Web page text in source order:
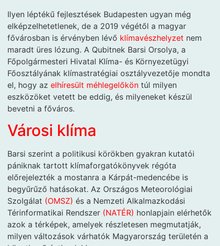
Ilyen léptékű fejlesztések Budapesten ugyan még
elképzelhetetlenek, de a 2019 végétől a magyar
fővárosban is érvényben lévő klímavészhelyzet nem
maradt üres lózung. A Qubitnek Barsi Orsolya, a
Főpolgármesteri Hivatal Klíma- és Környezetügyi
Főosztályának klímastratégiai osztályvezetője mondta
el, hogy az elhíresült méhlegelőkön túl milyen
eszközöket vetett be eddig, és milyeneket készül
bevetni a főváros.
Városi klíma
Barsi szerint a politikusi körökben gyakran kutatói
pániknak tartott klímaforgatókönyvek régóta
előrejelezték a mostanra a Kárpát-medencébe is
begyűrűző hatásokat. Az Országos Meteorológiai
Szolgálat (OMSZ) és a Nemzeti Alkalmazkodási
Térinformatikai Rendszer (NATÉR) honlapjain elérhetők
azok a térképek, amelyek részletesen megmutatják,
milyen változások várhatók Magyarország területén a